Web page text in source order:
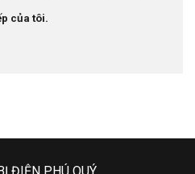
của tôi.